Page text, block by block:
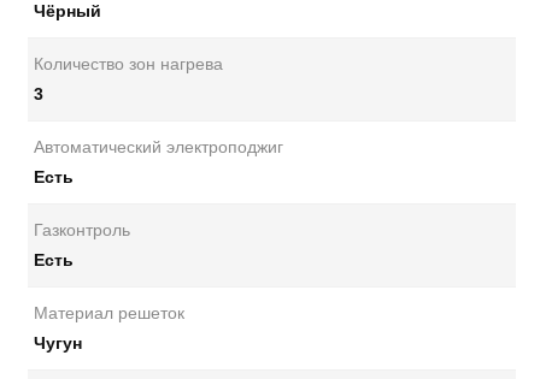
Чёрный
Количество зон нагрева
3
Автоматический электроподжиг
Есть
Газконтроль
Есть
Материал решеток
Чугун